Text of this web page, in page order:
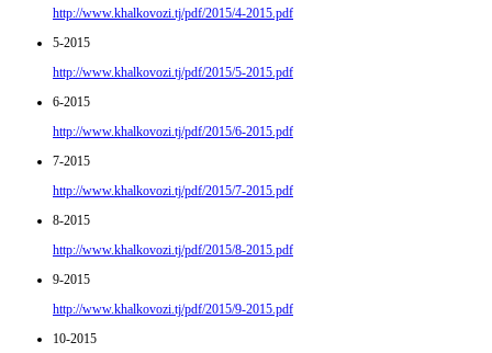
http://www.khalkovozi.tj/pdf/2015/4-2015.pdf
5-2015
http://www.khalkovozi.tj/pdf/2015/5-2015.pdf
6-2015
http://www.khalkovozi.tj/pdf/2015/6-2015.pdf
7-2015
http://www.khalkovozi.tj/pdf/2015/7-2015.pdf
8-2015
http://www.khalkovozi.tj/pdf/2015/8-2015.pdf
9-2015
http://www.khalkovozi.tj/pdf/2015/9-2015.pdf
10-2015